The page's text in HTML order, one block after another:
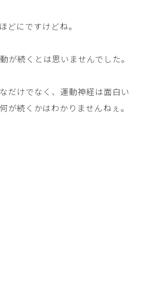
どにですけどね。
が続くとは思いませんでした。
だけでなく、運動神経は面白い
が続くかはわかりませんねぇ。